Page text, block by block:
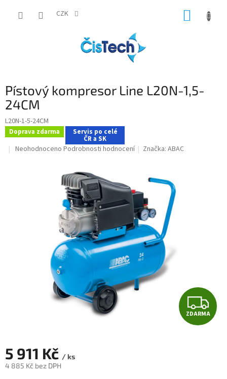
CZK
Pístový kompresor Line L20N-1,5-
24CM
L20N-1-5-24CM
Doprava zdarma Servis po celé
ČR a SK
Průměrné
Neohodnoceno Podrobnosti hodnocení Značka:ABAC
Z
D
ZDARMA
5 911 Kč / ks
4 885 Kč bez DPH